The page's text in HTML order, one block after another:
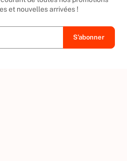
et nouvelles arrivées !